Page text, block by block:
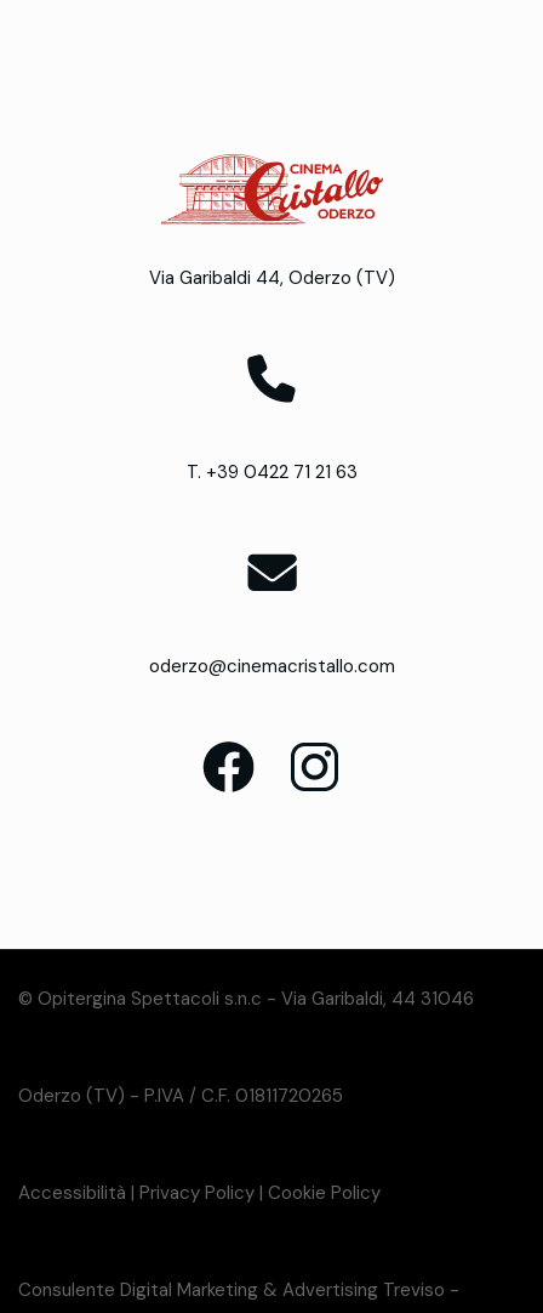
Via Garibaldi 44, Oderzo (TV)
T. +39 0422 71 21 63
oderzo@cinemacristallo.com
© Opitergina Spettacoli s.n.c - Via Garibaldi, 44 31046
Oderzo (TV) - P.IVA / C.F. 01811720265
Accessibilità | Privacy Policy | Cookie Policy
Consulente Digital Marketing & Advertising Treviso -